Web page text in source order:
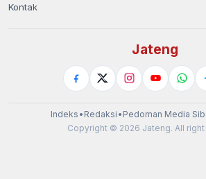
Kontak
Jateng
Indeks • Redaksi • Pedoman Media
Copyright © 2026 Jateng. All